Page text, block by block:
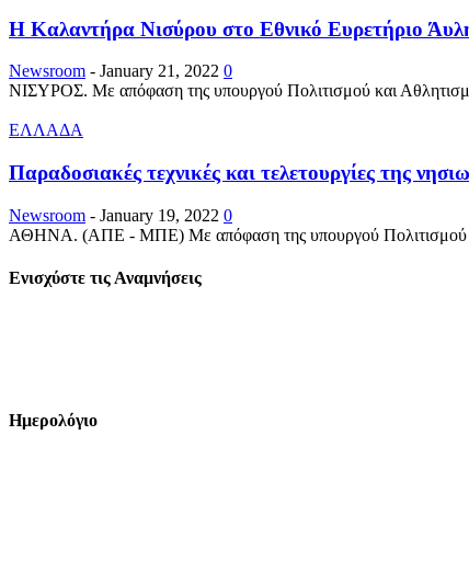
Η Καλαντήρα Νισύρου στο Εθνικό Ευρετήριο
Newsroom - January 21, 2022 0
ΝΙΣΥΡΟΣ. Με απόφαση της υπουργού Πολιτισμού και
ΕΛΛΑΔΑ
Παραδοσιακές τεχνικές και τελετουργίες της
Newsroom - January 19, 2022 0
ΑΘΗΝΑ. (ΑΠΕ - ΜΠΕ) Με απόφαση της υπουργού Πολιτισμού και
Ενισχύστε τις Αναμνήσεις
Ημερολόγιο